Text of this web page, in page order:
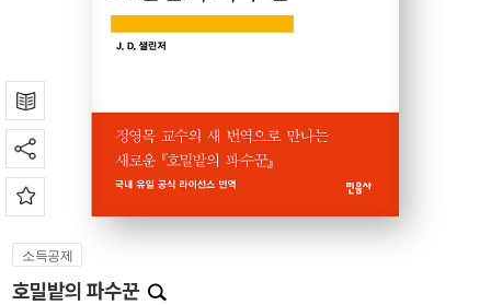
소득공제
호밀밭의 파수꾼